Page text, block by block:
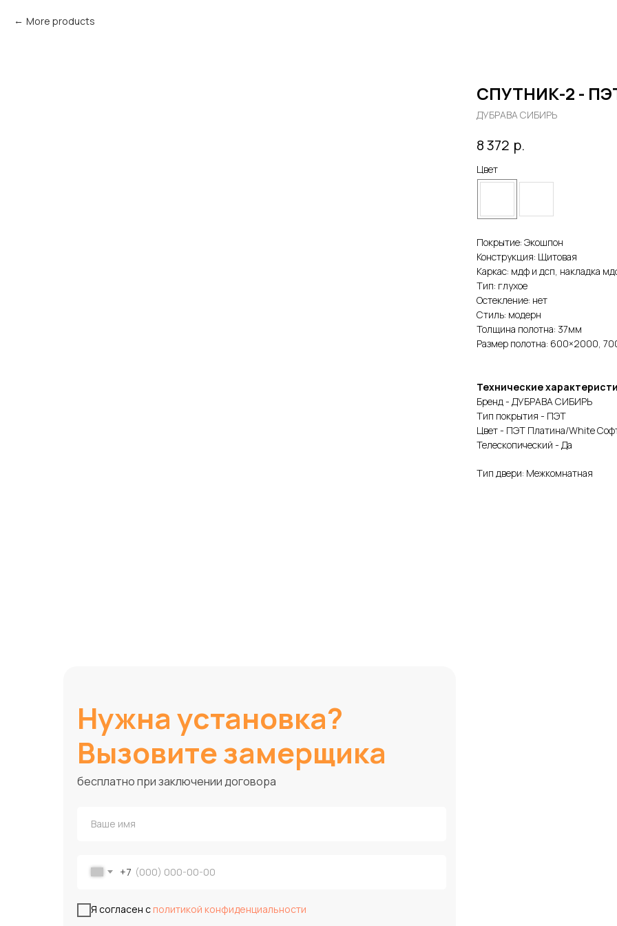
More products
СПУТНИК-2 -
ДУБРАВА СИБИРЬ
8 372 р.
Цвет
Покрытие: Экошпон
Конструкция: Щитовая
Каркас: мдф и дсп, накладка
Тип: глухое
Остекление: нет
Стиль: модерн
Толщина полотна: 37мм
Размер полотна: 600×2000,
Технические
Бренд - ДУБРАВА СИБИРЬ
Тип покрытия - ПЭТ
Цвет - ПЭТ Платина/White
Телескопический - Да
Тип двери: Межкомнатная
Нужна установка?
Вызовите замерщика
+7
Я согласен с политикой конфиденциальности
бесплатно при заключении договора